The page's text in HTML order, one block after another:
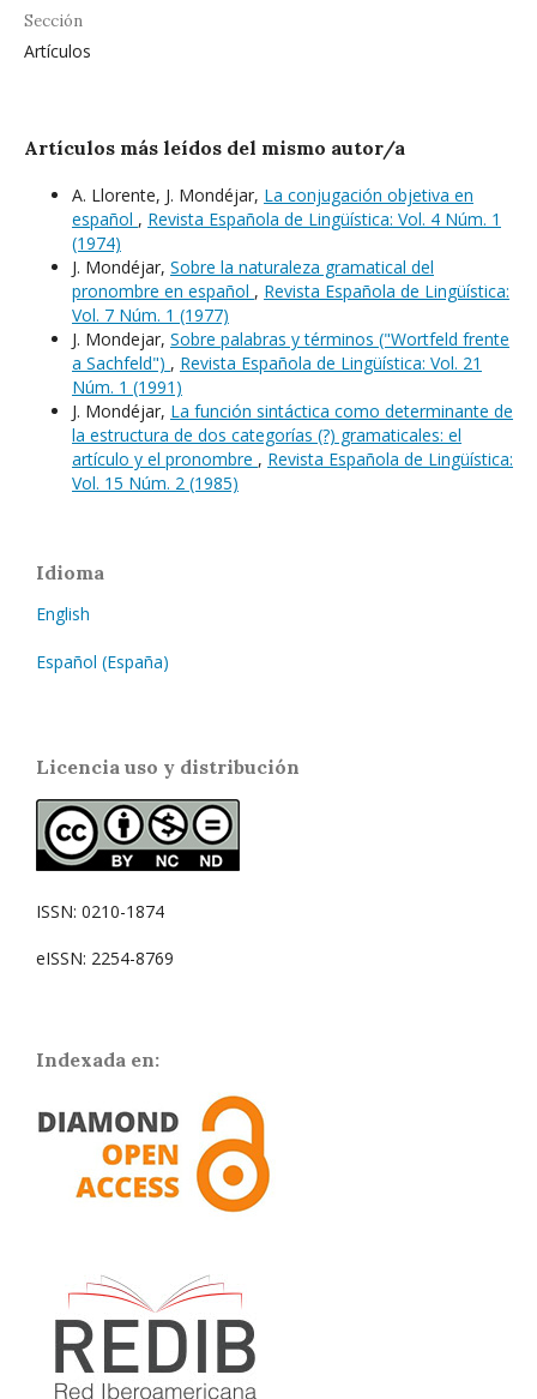
Sección
Artículos
Artículos más leídos del mismo autor/a
A. Llorente, J. Mondéjar, La conjugación objetiva en
español , Revista Española de Lingüística: Vol. 4 Núm. 1
(1974)
J. Mondéjar, Sobre la naturaleza gramatical del
pronombre en español , Revista Española de Lingüística:
Vol. 7 Núm. 1 (1977)
J. Mondejar, Sobre palabras y términos ("Wortfeld frente
a Sachfeld") , Revista Española de Lingüística: Vol. 21
Núm. 1 (1991)
J. Mondéjar, La función sintáctica como determinante de
la estructura de dos categorías (?) gramaticales: el
artículo y el pronombre , Revista Española de Lingüística:
Vol. 15 Núm. 2 (1985)
Idioma
English
Español (España)
Licencia uso y distribución
ISSN: 0210-1874
eISSN: 2254-8769
Indexada en: